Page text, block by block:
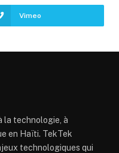
Vimeo
la technologie, à
en Haïti. TekTek
technologiques qui